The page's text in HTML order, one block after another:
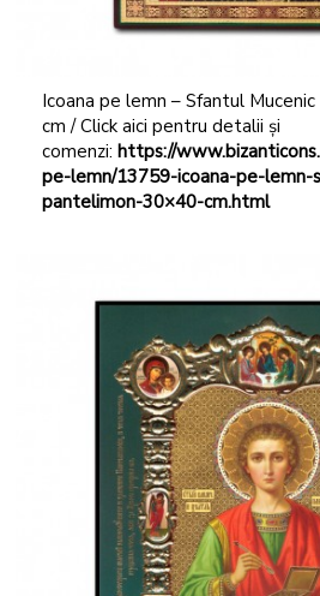
Icoana pe lemn – Sfantul
cm / Click aici pentru detalii și
comenzi: https://
pe-lemn/13759-icoana-pe-lemn-
pantelimon-30×40-cm.html